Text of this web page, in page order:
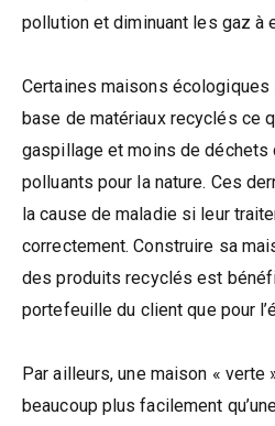
pollution et diminuant les gaz à
Certaines maisons
base de matériaux recyclés ce
gaspillage et moins de déchets
polluants pour la nature. Ces
la cause de maladie si leur
correctement. Construire sa
des produits recyclés est
portefeuille du client que pour
Par ailleurs, une maison « verte
beaucoup plus facilement